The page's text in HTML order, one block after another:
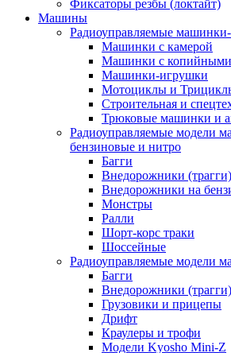
Фиксаторы резбы (локтайт)
Машины
Радиоуправляемые
Машинки с камерой
Машинки с копийными
Машинки-игрушки
Мотоциклы и
Строительная и
Трюковые машинки и
Радиоуправляемые модели
бензиновые и нитро
Багги
Внедорожники (трагги)
Внедорожники на
Монстры
Ралли
Шорт-корс траки
Шоссейные
Радиоуправляемые модели
Багги
Внедорожники (трагги)
Грузовики и прицепы
Дрифт
Краулеры и трофи
Модели Kyosho Mini-Z